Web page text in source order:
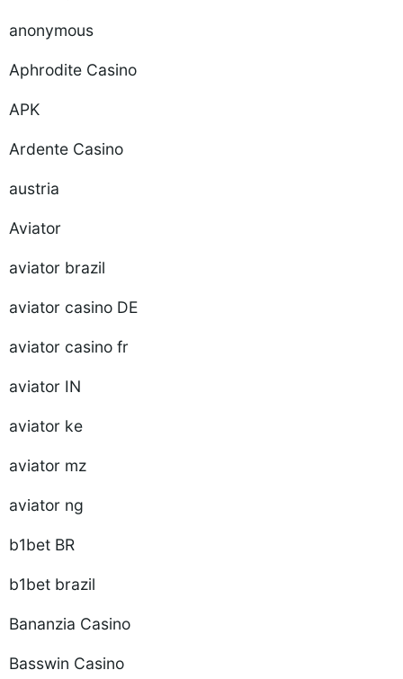
anonymous
Aphrodite Casino
APK
Ardente Casino
austria
Aviator
aviator brazil
aviator casino DE
aviator casino fr
aviator IN
aviator ke
aviator mz
aviator ng
b1bet BR
b1bet brazil
Bananzia Casino
Basswin Casino